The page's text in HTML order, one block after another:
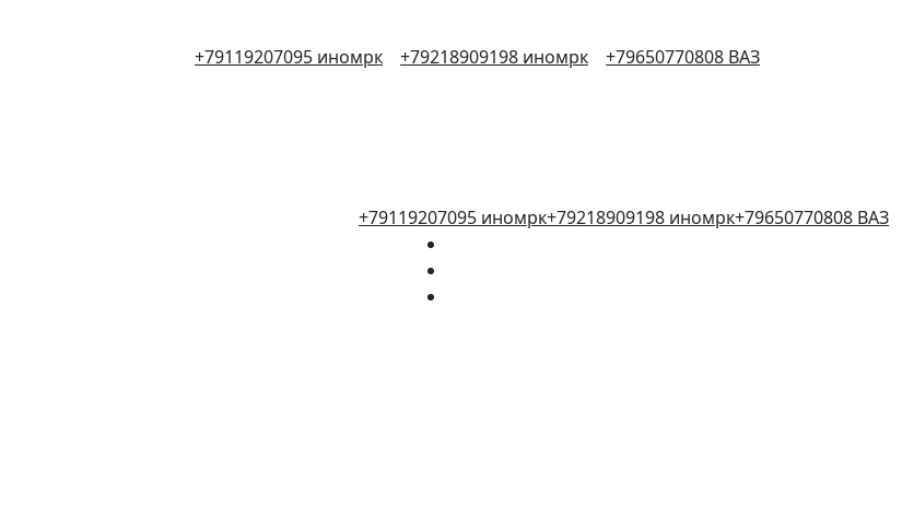
+79119207095 иномрк +79218909198 иномрк +79650770808 ВАЗ
+79119207095 иномрк+79218909198 иномрк+79650770808 ВАЗ